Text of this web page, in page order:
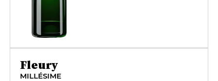
Fleury
MILLÉSIME